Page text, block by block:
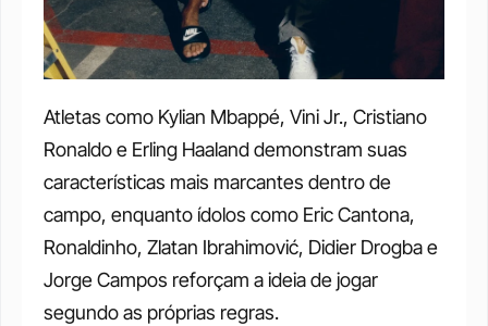
Atletas como Kylian Mbappé, Vini Jr., Cristiano
Ronaldo e Erling Haaland demonstram suas
características mais marcantes dentro de
campo, enquanto ídolos como Eric Cantona,
Ronaldinho, Zlatan Ibrahimović, Didier Drogba e
Jorge Campos reforçam a ideia de jogar
segundo as próprias regras.